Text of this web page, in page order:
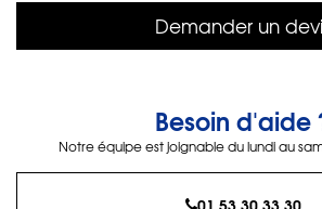
Demander un
Besoin d'aide
Notre équipe est joignable du lundi au
01 53 30 33 30